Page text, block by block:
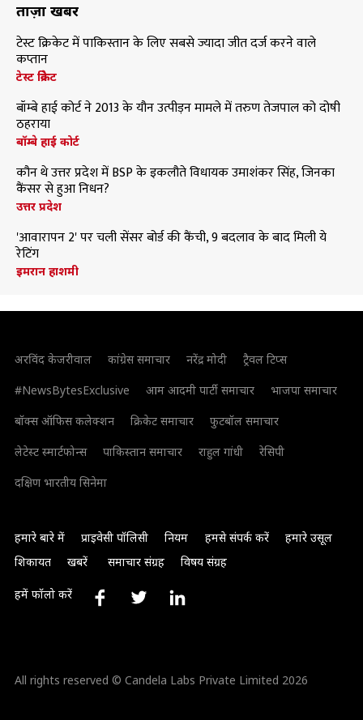
ताज़ा खबरें
टेस्ट क्रिकेट में पाकिस्तान के लिए सबसे ज्यादा जीत दर्ज करने वाले
कप्तान
टेस्ट क्रिकेट
बॉम्बे हाई कोर्ट ने 2013 के यौन उत्पीड़न मामले में तरुण तेजपाल को दोषी
ठहराया
बॉम्बे हाई कोर्ट
कौन थे उत्तर प्रदेश में BSP के इकलौते विधायक उमाशंकर सिंह, जिनका
कैंसर से हुआ निधन?
उत्तर प्रदेश
'आवारापन 2' पर चली सेंसर बोर्ड की कैंची, 9 बदलाव के बाद मिली ये
रेटिंग
इमरान हाशमी
अरविंद केजरीवाल कांग्रेस समाचार नरेंद्र मोदी
ट्रैवल टिप्स
#NewsBytesExclusive
आम आदमी पार्टी समाचार
भाजपा समाचार
बॉक्स ऑफिस कलेक्शन
क्रिकेट समाचार
फुटबॉल समाचार
लेटेस्ट स्मार्टफोन्स
पाकिस्तान समाचार राहुल गांधी
रेसिपी
दक्षिण भारतीय सिनेमा
हमारे बारे में प्राइवेसी पॉलिसी नियम हमसे संपर्क करें
हमारे उसूल
शिकायत
खबरें समाचार संग्रह विषय संग्रह
हमें फॉलो करें
All rights reserved © Candela Labs Private Limited 2026